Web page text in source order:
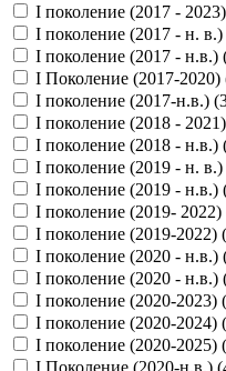
I поколение (2017 -
I поколение (2017 - н. в.)
I поколение (2017 - н.в.)
I Поколение (2017-2020)
I поколение (2017-н.в.) (
I поколение (2018 -
I поколение (2018 - н.в.)
I поколение (2019 - н. в.)
I поколение (2019 - н.в.)
I поколение (2019- 2022)
I поколение (2019-2022) (
I поколение (2020 - н.в.)
I поколение (2020 - н.в.)
I поколение (2020-2023) (
I поколение (2020-2024) (
I поколение (2020-2025) (
I Поколение (2020-н.в.) (